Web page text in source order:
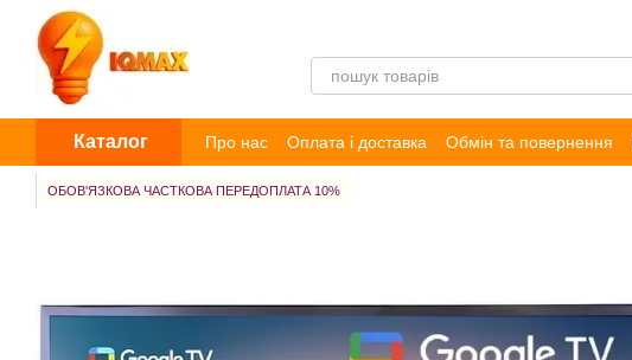
Перейти до основного контенту
Каталог Про нас Оплата і доставка Обмін та повернення
Договір публічної оферти
Блог Відгуки
ОБОВ'ЯЗКОВА ЧАСТКОВА ПЕРЕДОПЛАТА 10%